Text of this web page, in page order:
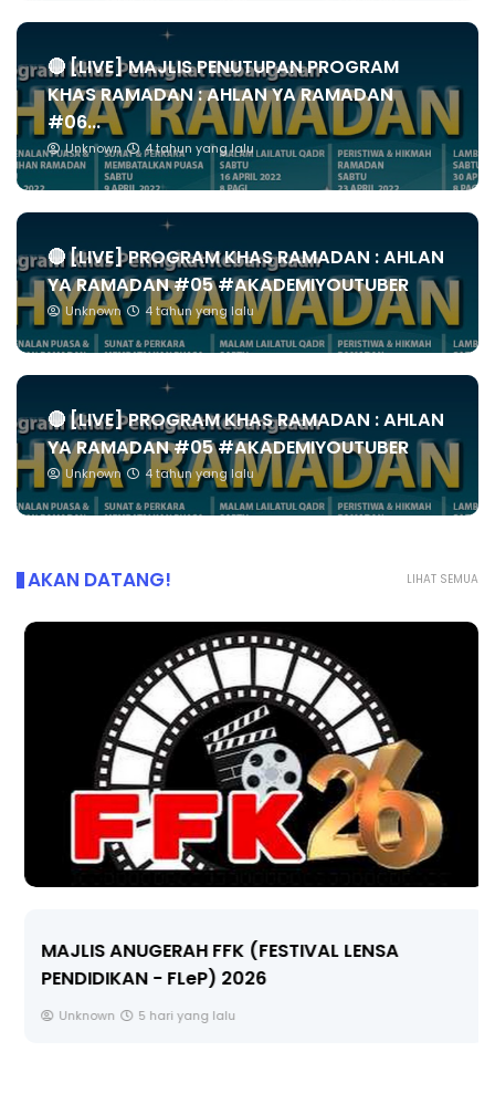
🔴 [LIVE] MAJLIS PENUTUPAN PROGRAM
KHAS RAMADAN : AHLAN YA RAMADAN
#06...
Unknown 4 tahun yang lalu
🔴 [LIVE] PROGRAM KHAS RAMADAN : AHLAN
YA RAMADAN #05 #AKADEMIYOUTUBER
Unknown 4 tahun yang lalu
🔴 [LIVE] PROGRAM KHAS RAMADAN : AHLAN
YA RAMADAN #05 #AKADEMIYOUTUBER
Unknown 4 tahun yang lalu
LIHAT SEMUA
AKAN DATANG!
MAJLIS ANUGERAH FFK (FESTIVAL LENSA
PENDIDIKAN - FLeP) 2026
Unknown 5 hari yang lalu